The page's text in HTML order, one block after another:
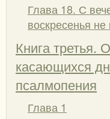
Глава 18. С
воскресенья
Книга третья.
касающихся
псалмопения
Глава 1